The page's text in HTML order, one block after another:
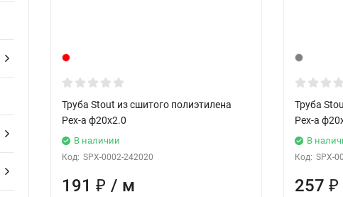
Труба Stout из сшитого полиэтилена
Pex-a ф20х2.0
В наличии
Код: SPX-0002-242020
191 ₽ / м
Труба
Pex-a
В
Код: SPX-
257 ₽